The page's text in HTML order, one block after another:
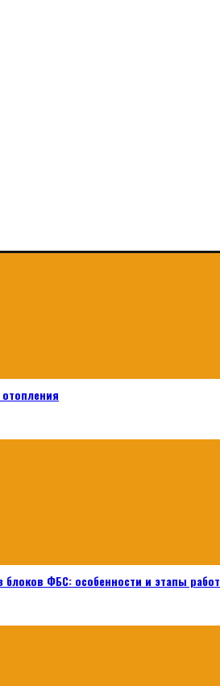
блоков ФБС: особенности и этапы работ